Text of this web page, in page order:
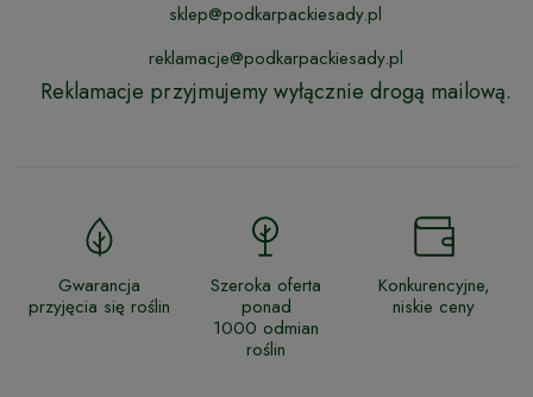
sklep@podkarpackiesady.pl
reklamacje@podkarpackiesady.pl
Reklamacje przyjmujemy wyłącznie drogą mailową.
Gwarancja
przyjęcia się roślin
Szeroka oferta
ponad
1000 odmian
roślin
Konkurencyjne,
niskie ceny